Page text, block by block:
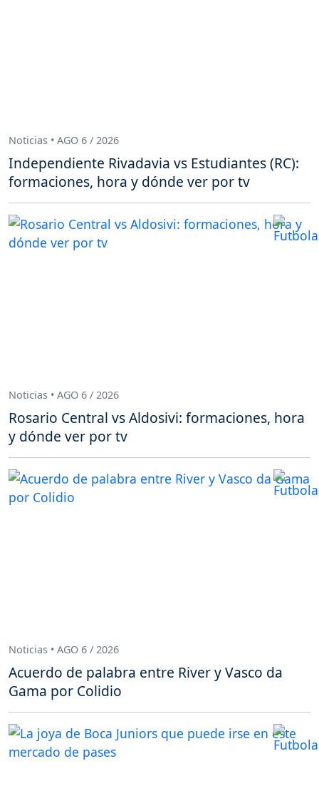
Noticias • AGO 6 / 2026
Independiente Rivadavia vs Estudiantes (RC):
formaciones, hora y dónde ver por tv
Noticias • AGO 6 / 2026
Rosario Central vs Aldosivi: formaciones, hora
y dónde ver por tv
Noticias • AGO 6 / 2026
Acuerdo de palabra entre River y Vasco da
Gama por Colidio